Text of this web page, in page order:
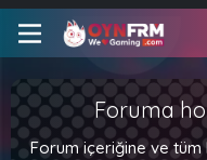
Foruma
Forum içeriğine ve